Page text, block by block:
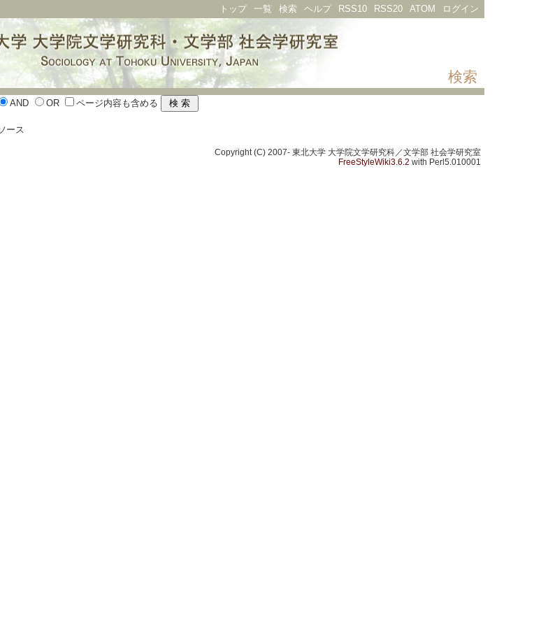
トップ 一覧 検索 ヘルプ RSS10 RSS20 ATOM ログイン
検索
AND OR ページ内容も含める
ース
Copyright (C) 2007- 東北大学 大学院文学研究科／文学部 社会学研究室
FreeStyleWiki3.6.2 with Perl5.010001